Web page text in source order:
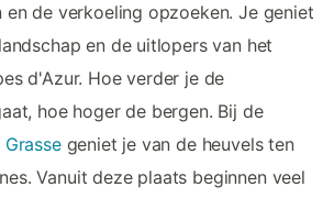
en de verkoeling opzoeken. Je geniet
en de uitlopers van het
d'Azur. Hoe verder je de
hoe hoger de bergen. Bij de
geniet je van de heuvels ten
Vanuit deze plaats beginnen veel